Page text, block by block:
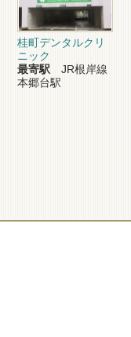
桂町デンタルクリ
ニック
最寄駅 JR根岸線
本郷台駅